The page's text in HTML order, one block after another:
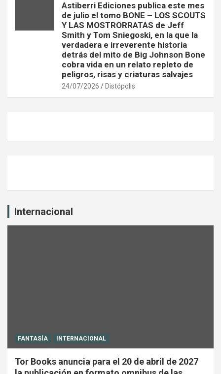
Astiberri Ediciones publica este mes
de julio el tomo BONE – LOS SCOUTS
Y LAS MOSTRORRATAS de Jeff
Smith y Tom Sniegoski, en la que la
verdadera e irreverente historia
detrás del mito de Big Johnson Bone
cobra vida en un relato repleto de
peligros, risas y criaturas salvajes
24/07/2026 Distópolis
Internacional
FANTASÍA INTERNACIONAL
Tor Books anuncia para el 20 de abril de 2027